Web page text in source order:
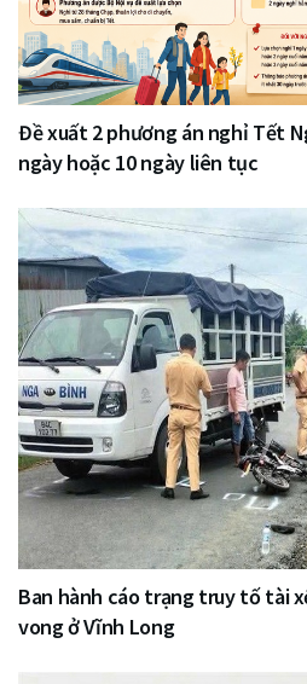
Đề xuất 2 phương án nghỉ Tết
ngày hoặc 10 ngày liên tục
Ban hành cáo trạng truy tố tài
vong ở Vĩnh Long